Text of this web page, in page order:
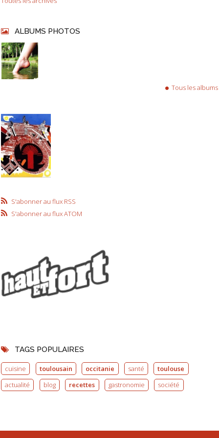
ALBUMS PHOTOS
Tous les albums
S'abonner au flux RSS
S'abonner au flux ATOM
TAGS POPULAIRES
cuisine toulousain occitanie santé
toulouse
actualité
blog recettes gastronomie société